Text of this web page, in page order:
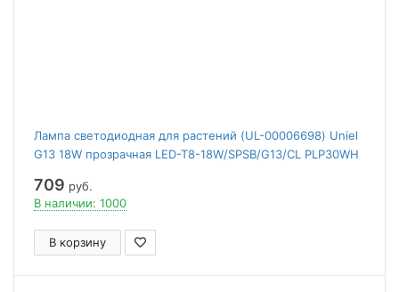
Лампа светодиодная для растений (UL-00006698) Uniel
G13 18W прозрачная LED-T8-18W/SPSB/G13/CL PLP30WH
709 руб.
В наличии: 1000
В корзину